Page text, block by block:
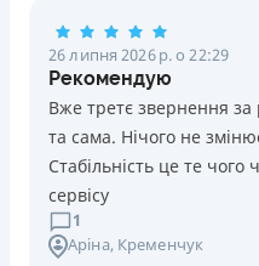
Погашення
Оплата на
Онлайн (через сайт або
Через термінали
Через термінали
Ліцензія НБУ
Ліцензія переоформлена
Вся інформація про кредит
26 липня 2026 р. о 22:29
Рекомендую
Вже третє звернення за
та сама. Нічого не
Стабільність це те чого
сервісу
1
Аріна, Кременчук